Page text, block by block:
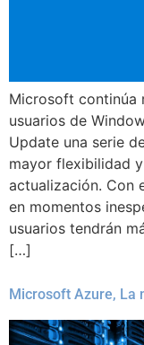
Microsoft continúa
usuarios de
Update una serie
mayor flexibilidad
actualización. Con
en momentos
usuarios tendrán
[…]
Microsoft Azure, La